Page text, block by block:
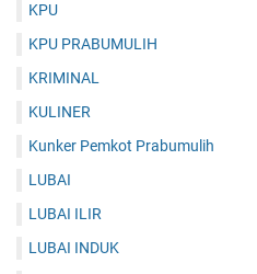
KPU
KPU PRABUMULIH
KRIMINAL
KULINER
Kunker Pemkot Prabumulih
LUBAI
LUBAI ILIR
LUBAI INDUK